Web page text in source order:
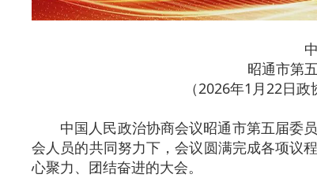
昭通市第
（2026年1月22日
中国人民政治协商会议昭通市第五届委员
会人员的共同努力下，会议圆满完成各项议
心聚力、团结奋进的大会。